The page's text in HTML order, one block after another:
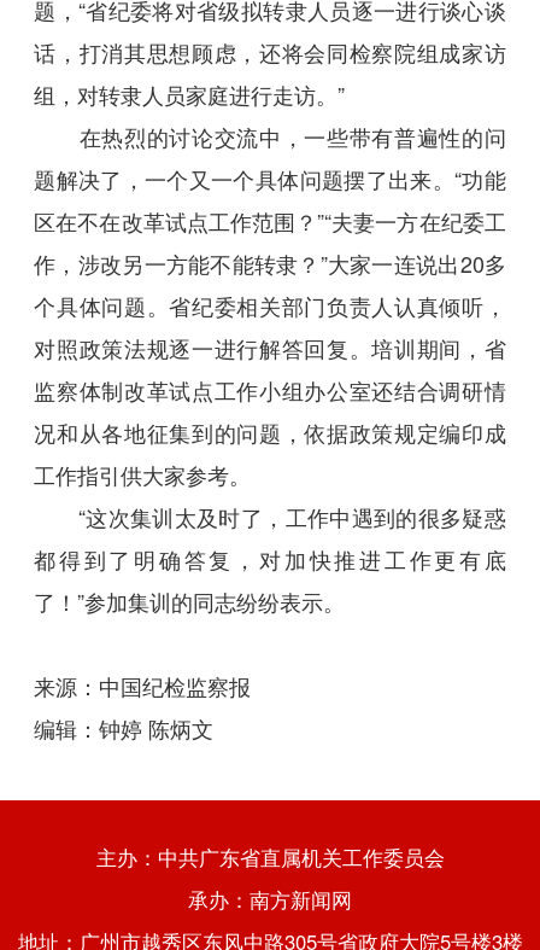
题，“省纪委将对省级拟转隶人员逐一进行谈心谈
话，打消其思想顾虑，还将会同检察院组成家访
组，对转隶人员家庭进行走访。”
在热烈的讨论交流中，一些带有普遍性的问
题解决了，一个又一个具体问题摆了出来。“功能
区在不在改革试点工作范围？”“夫妻一方在纪委工
作，涉改另一方能不能转隶？”大家一连说出20多
个具体问题。省纪委相关部门负责人认真倾听，
对照政策法规逐一进行解答回复。培训期间，省
监察体制改革试点工作小组办公室还结合调研情
况和从各地征集到的问题，依据政策规定编印成
工作指引供大家参考。
“这次集训太及时了，工作中遇到的很多疑惑
都得到了明确答复，对加快推进工作更有底
了！”参加集训的同志纷纷表示。
来源：中国纪检监察报
编辑：钟婷 陈炳文
主办：中共广东省直属机关工作委员会
承办：南方新闻网
地址：广州市越秀区东风中路305号省政府大院5号楼3楼